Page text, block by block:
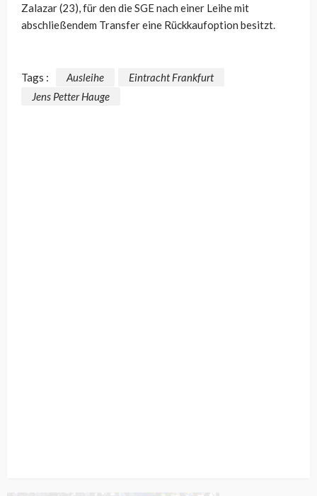
Zalazar (23), für den die SGE nach einer Leihe mit
abschließendem Transfer eine Rückkaufoption besitzt.
Tags : Ausleihe
Eintracht Frankfurt
Jens Petter Hauge